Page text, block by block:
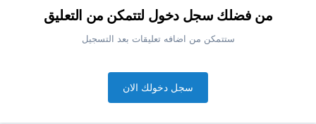
من فضلك سجل دخول لتتمكن من التعليق
ستتمكن من اضافه تعليقات بعد التسجيل
سجل دخولك الان